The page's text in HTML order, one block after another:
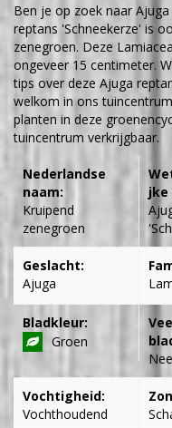
Ben je op zoek naar
reptans 'Schneekerze' is
zenegroen. Deze
ongeveer 15 centimeter.
tips over deze Ajuga
welkom in ons
planten in deze
tuincentrum verkrijgbaar.
Nederlandse
naam:
Kruipend
zenegroen
jke
Geslacht:
Ajuga
Bladkleur:
Groen
Nee
Vochtigheid:
Vochthoudend